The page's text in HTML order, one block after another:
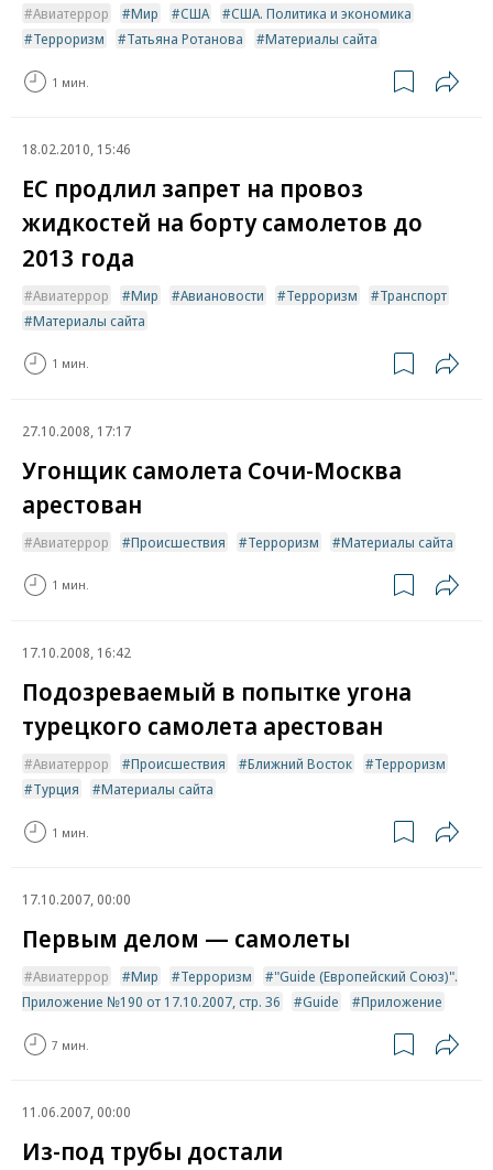
Авиатеррор Мир США
США. Политика и экономика
Терроризм
Татьяна Ротанова Материалы сайта
1 мин.
18.02.2010, 15:46
ЕС продлил запрет на провоз
жидкостей на борту самолетов до
2013 года
Авиатеррор Мир Авиановости Терроризм
Транспорт
Материалы сайта
1 мин.
27.10.2008, 17:17
Угонщик самолета Сочи-Москва
арестован
Авиатеррор Происшествия Терроризм Материалы сайта
1 мин.
17.10.2008, 16:42
Подозреваемый в попытке угона
турецкого самолета арестован
Авиатеррор Происшествия Ближний Восток
Терроризм
Турция
Материалы сайта
1 мин.
17.10.2007, 00:00
Первым делом — самолеты
Авиатеррор Мир Терроризм
"Guide (Европейский Союз)".
Приложение №190 от 17.10.2007, стр. 36
Guide Приложение
7 мин.
11.06.2007, 00:00
Из-под трубы достали